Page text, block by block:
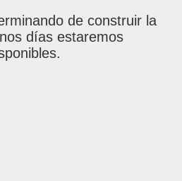
de construir la
días estaremos